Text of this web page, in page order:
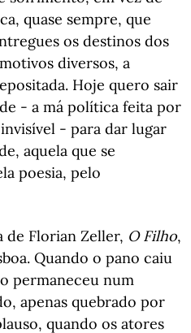
quase sempre, que
os destinos dos
diversos, a
Hoje quero sair
- a má política feita por
- para dar lugar
aquela que se
poesia, pelo
de Florian Zeller, O Filho,
Quando o pano caiu
permaneceu num
apenas quebrado por
quando os atores